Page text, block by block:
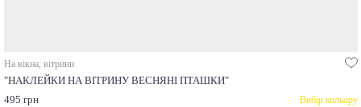
На вікна, вітрини
"НАКЛЕЙКИ НА ВІТРИНУ ВЕСНЯНІ ПТАШКИ"
495 грн
Вибір кольору